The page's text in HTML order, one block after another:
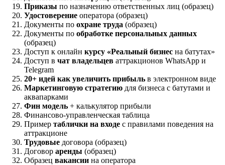
Приказы по назначению ответственных лиц (образец)
Удостоверение оператора (образец)
Документы по охране труда (образец)
Документы по обработке персональных данных
(образец)
Доступ к онлайн курсу «Реальный бизнес на батутах»
Доступ в чат владельцев аттракционов WhatsApp и
Telegram
20+ идей как увеличить прибыль в электронном виде
Маркетинговую стратегию для бизнеса с батутами и
аквапарками
Фин модель + калькулятор прибыли
Финансово-управленческая таблица
Пример таблички на входе с правилами поведения на
аттракционе
Трудовые договора (образец)
Договор аренды (образец)
Образец вакансии на оператора